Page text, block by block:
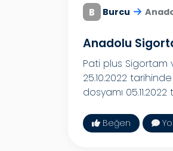
B Burcu
Anadolu
Pati plus Sigortam
25.10.2022
dosyamı 05.11.2022
Beğen